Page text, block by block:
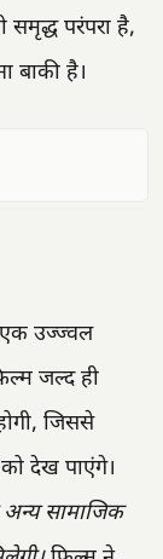
समृद्ध परंपरा है,
बाकी है।
उज्ज्वल
जल्द ही
जिससे
देख पाएंगे।
सामाजिक